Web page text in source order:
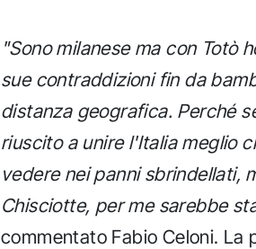
"Sono milanese ma con Totò
sue contraddizioni fin da
distanza geografica. Perché
riuscito a unire l'Italia meglio
vedere nei panni sbrindellati,
Chisciotte, per me sarebbe
commentato Fabio Celoni.